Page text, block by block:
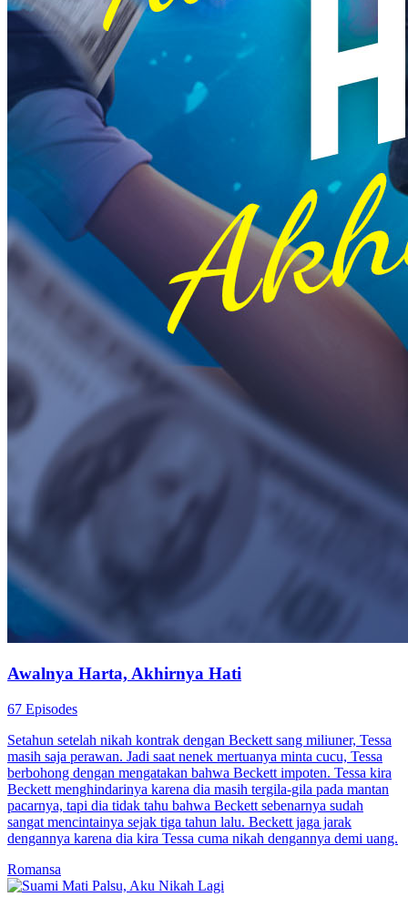
Awalnya Harta, Akhirnya Hati
67 Episodes
Setahun setelah nikah kontrak dengan Beckett sang miliuner, Tessa
masih saja perawan. Jadi saat nenek mertuanya minta cucu, Tessa
berbohong dengan mengatakan bahwa Beckett impoten. Tessa kira
Beckett menghindarinya karena dia masih tergila-gila pada mantan
pacarnya, tapi dia tidak tahu bahwa Beckett sebenarnya sudah
sangat mencintainya sejak tiga tahun lalu. Beckett jaga jarak
dengannya karena dia kira Tessa cuma nikah dengannya demi uang.
Romansa